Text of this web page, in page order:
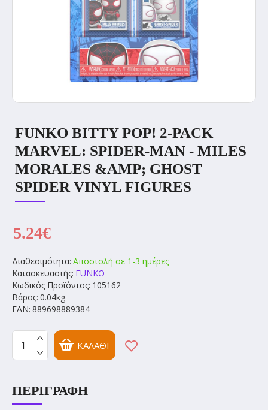
FUNKO BITTY POP! 2-PACK
MARVEL: SPIDER-MAN - MILES
MORALES &AMP; GHOST
SPIDER VINYL FIGURES
Διαθεσιμότητα: Αποστολή σε 1-3 ημέρες
Κατασκευαστής: FUNKO
Κωδικός Προϊόντος: 105162
Βάρος: 0.04kg
EAN: 889698889384
5.24€
ΚΑΛΆΘΙ
ΠΕΡΙΓΡΑΦΉ